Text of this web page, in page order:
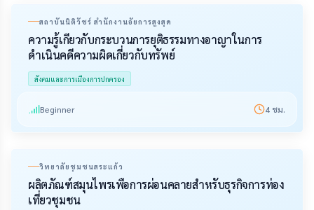
สถาบันนิติวัชร์ สำนักงานอัยการสูงสุด
ความรู้เกี่ยวกับกระบวนการยุติธรรมทางอาญาในการ
ดำเนินคดีความผิดเกี่ยวกับทรัพย์
สังคมและการเมืองการปกครอง
Beginner 4 ชม.
วิทยาลัยชุมชนสระแก้ว
ผลิตภัณฑ์สมุนไพรเพื่อการผ่อนคลายสำหรับธุรกิจการท่อง
เที่ยวชุมชน